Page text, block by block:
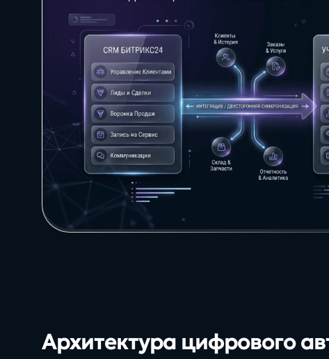
Direkt
О нас
Архитектура цифрового